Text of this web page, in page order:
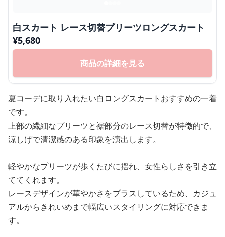
白スカート レース切替プリーツロングスカート
¥5,680
商品の詳細を見る
夏コーデに取り入れたい白ロングスカートおすすめの一着
です。
上部の繊細なプリーツと裾部分のレース切替が特徴的で、
涼しげで清潔感のある印象を演出します。
軽やかなプリーツが歩くたびに揺れ、女性らしさを引き立
ててくれます。
レースデザインが華やかさをプラスしているため、カジュ
アルからきれいめまで幅広いスタイリングに対応できま
す。